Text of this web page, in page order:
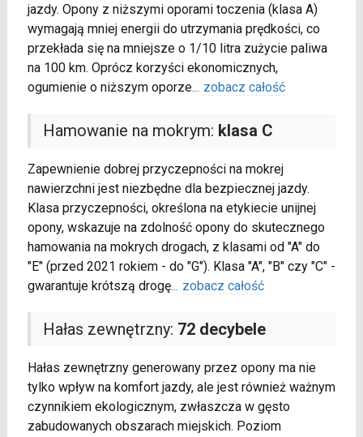
jazdy. Opony z niższymi oporami toczenia (klasa A)
wymagają mniej energii do utrzymania prędkości, co
przekłada się na mniejsze o 1/10 litra zużycie paliwa
na 100 km. Oprócz korzyści ekonomicznych,
ogumienie o niższym oporze... zobacz całość
Hamowanie na mokrym: klasa C
Zapewnienie dobrej przyczepności na mokrej
nawierzchni jest niezbędne dla bezpiecznej jazdy.
Klasa przyczepności, określona na etykiecie unijnej
opony, wskazuje na zdolność opony do skutecznego
hamowania na mokrych drogach, z klasami od "A" do
"E" (przed 2021 rokiem - do "G"). Klasa "A", "B" czy "C" -
gwarantuje krótszą drogę... zobacz całość
Hałas zewnętrzny: 72 decybele
Hałas zewnętrzny generowany przez opony ma nie
tylko wpływ na komfort jazdy, ale jest również ważnym
czynnikiem ekologicznym, zwłaszcza w gęsto
zabudowanych obszarach miejskich. Poziom